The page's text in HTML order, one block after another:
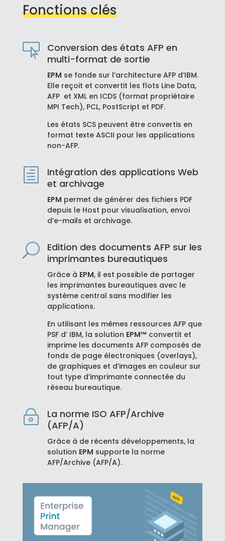
Fonctions clés

Conversion des états AFP en
multi-format de sortie
EPM se fondesur l’architecture AFP d’IBM.
Elle reçoit et convertit les flots Line Data,
AFP et XML en ICDS (format propriétaire
MPI Tech), PCL, PostScript et PDF.
Les états SCS peuvent être convertis en
format texte ASCII pour les applications
non-AFP.
h
Intégration des applications Web
et archivage
EPM permet de générer des fichiers PDF
depuis le Host pour visualisation, envoi
d’e-mails et archivage.
U
Edition des documents AFP sur les
imprimantes bureautiques
Grâce à EPM, il est possible de partager
les imprimantes bureautiques avec le
système central sans modifier les
applications.
En utilisant les mêmes ressources AFP que
PSF d’ IBM, la solution EPM™ convertit et
imprime les documents AFP composés de
fonds de page électroniques (overlays),
de graphiques et d’images en couleur sur
tout type d’imprimante connectée du
réseau bureautique.
~
La norme ISO AFP/Archive
(AFP/A)
Grâce à de récents développements, la
solution EPM supporte la norme
AFP/Archive (AFP/A).